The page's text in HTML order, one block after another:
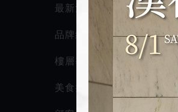
最新消息
品牌總覽
樓層導覽
美食探索